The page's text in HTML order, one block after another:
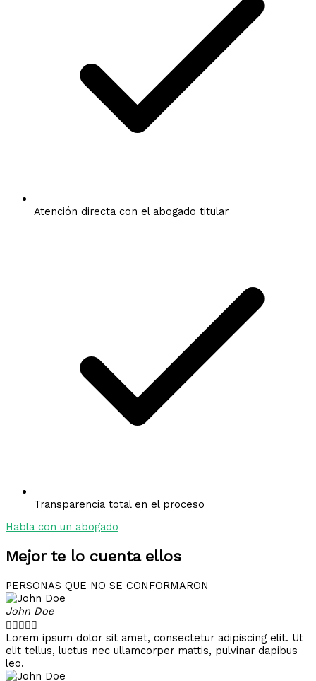
Atención directa con el abogado titular
Transparencia total en el proceso
Habla con un abogado
Mejor te lo cuenta ellos
PERSONAS QUE NO SE CONFORMARON
John Doe

Lorem ipsum dolor sit amet, consectetur adipiscing elit. Ut
elit tellus, luctus nec ullamcorper mattis, pulvinar dapibus
leo.